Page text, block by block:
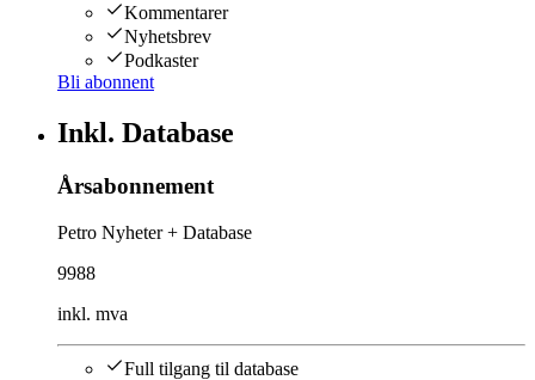
Kommentarer
Nyhetsbrev
Podkaster
Bli abonnent
Inkl. Database
Årsabonnement
Petro Nyheter + Database
9988
inkl. mva
Full tilgang til database